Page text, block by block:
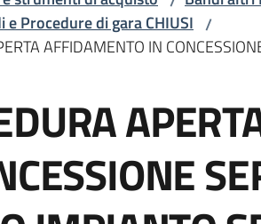
Procedure di gara CHIUSI /
AFFIDAMENTO IN